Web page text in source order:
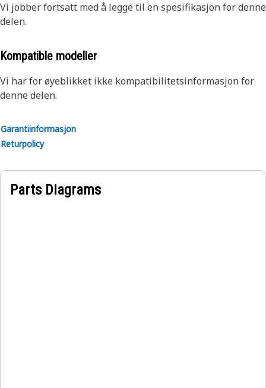
Vi jobber fortsatt med å legge til en spesifikasjon for denne
delen.
Kompatible modeller
Vi har for øyeblikket ikke kompatibilitetsinformasjon for
denne delen.
Garantiinformasjon
Returpolicy
Parts Diagrams